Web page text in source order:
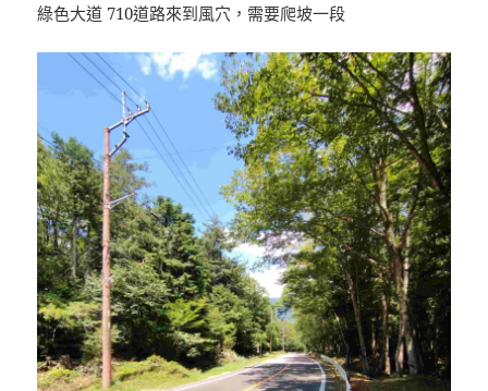
綠色大道 710道路來到風穴，需要爬坡一段